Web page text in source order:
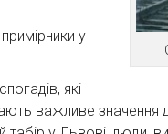
у
які
важливе значення